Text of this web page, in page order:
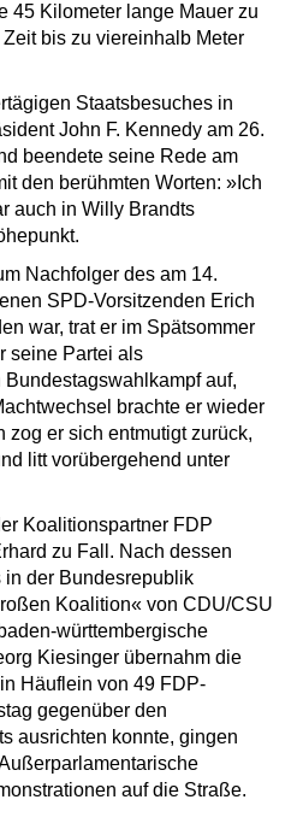
45 Kilometer lange Mauer zu
bis zu viereinhalb Meter
Staatsbesuches in
John F. Kennedy am 26.
beendete seine Rede am
den berühmten Worten: »Ich
auch in Willy Brandts
Nachfolger des am 14.
SPD-Vorsitzenden Erich
war, trat er im Spätsommer
seine Partei als
auf,
brachte er wieder
zog er sich entmutigt zurück,
litt vorübergehend unter
Koalitionspartner FDP
zu Fall. Nach dessen
in der Bundesrepublik
Koalition« von CDU/CSU
württembergische
Kiesinger übernahm die
Häuflein von 49 FDP-
gegenüber den
ausrichten konnte, gingen
auf die Straße.